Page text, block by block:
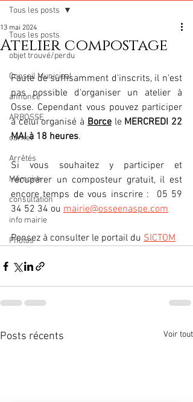
Tous les posts
objet trouvé/perdu
Conseil Municipal
annonce
ARBOSSE
carnet
Arrêtés
Mémoire
consultation
info mairie
Photos
Tous les posts
Atelier compostage
13 mai 2024
Faute de suffisamment d'inscrits, il n'est
pas possible d'organiser un atelier à
Osse. Cependant vous pouvez participer
à celui organisé à Borce le MERCREDI 22
MAI à 18 heures.
Si vous souhaitez y participer et
récupérer un composteur gratuit, il est
encore temps de vous inscrire :  05 59
34 52 34 ou mairie@osseenaspe.com
Pensez à consulter le portail du SICTOM
Posts récents Voir tout